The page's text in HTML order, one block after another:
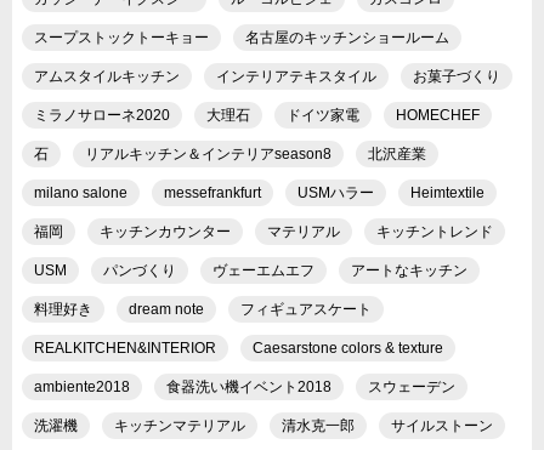
スープストックトーキョー 名古屋のキッチンショールーム
アムスタイルキッチン インテリアテキスタイル お菓子づくり
ミラノサローネ2020 大理石 ドイツ家電 HOMECHEF
石 リアルキッチン＆インテリアseason8 北沢産業
milano salone messefrankfurt USMハラー Heimtextile
福岡 キッチンカウンター マテリアル キッチントレンド
USM パンづくり ヴェーエムエフ アートなキッチン
料理好き dream note フィギュアスケート
REALKITCHEN&INTERIOR Caesarstone colors & texture
ambiente2018 食器洗い機イベント2018 スウェーデン
洗濯機 キッチンマテリアル 清水克一郎 サイルストーン